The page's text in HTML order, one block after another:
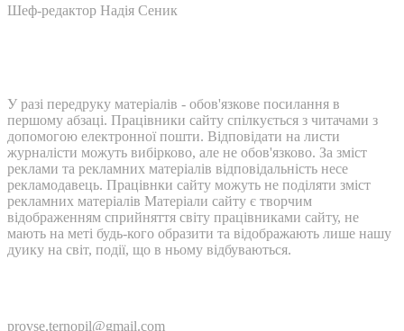
Шеф-редактор Надія Сеник
У разі передруку матеріалів - обов'язкове посилання в
першому абзаці. Працівники сайту спілкується з читачами з
допомогою електронної пошти. Відповідати на листи
журналісти можуть вибірково, але не обов'язково. За зміст
реклами та рекламних матеріалів відповідальність несе
рекламодавець. Працівнки сайту можуть не поділяти зміст
рекламних матеріалів Матеріали сайту є творчим
відображенням сприйняття світу працівниками сайту, не
мають на меті будь-кого образити та відображають лише нашу
дуику на світ, події, що в ньому відбуваються.
provse.ternopil@gmail.com